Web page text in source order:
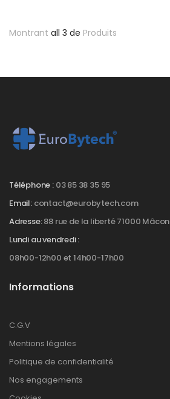
Montrant all 3 de Produits
Téléphone : 03 85 38 35 95
Email: contact@eurobytech.com
Adresse:88 rue de la liberté 71000 Mâcon
Lundi au vendredi :
08h00-12h00 et 14h00-17h00
Informations
C.G.V
Mentions légales
Politique de confidentialité
Nos engagements